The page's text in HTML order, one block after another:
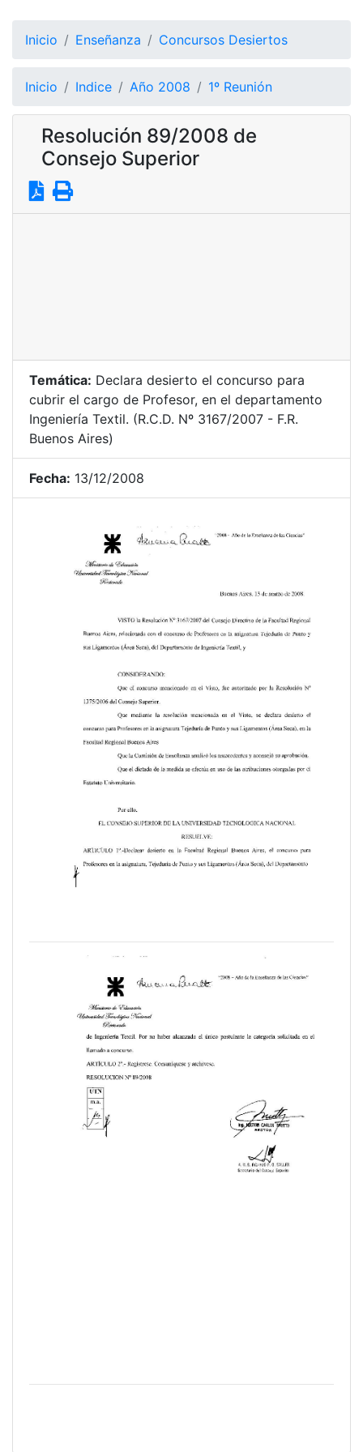
Inicio Enseñanza Concursos Desiertos
Inicio Indice Año 2008 1º Reunión
Resolución 89/2008 de
Consejo Superior
Temática: Declara desierto el concurso para
cubrir el cargo de Profesor, en el departamento
Ingeniería Textil. (R.C.D. Nº 3167/2007 - F.R.
Buenos Aires)
Fecha: 13/12/2008